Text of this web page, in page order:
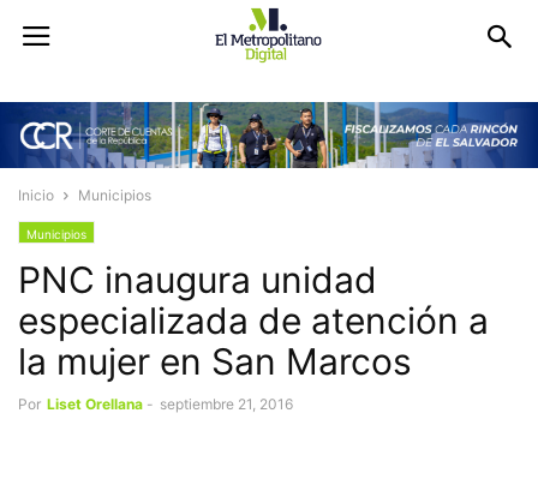
Inicio Municipios
Municipios
PNC inaugura unidad
especializada de atención a
la mujer en San Marcos
Por Liset Orellana - septiembre 21, 2016